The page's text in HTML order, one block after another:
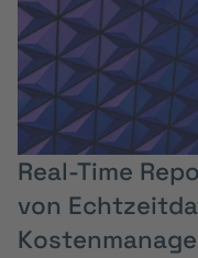
Real-Time
von